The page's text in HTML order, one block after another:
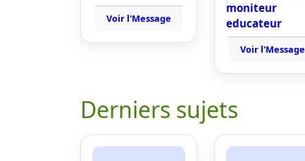
Voir l'Message
moniteur
educateur
Voir l'Message
Derniers sujets